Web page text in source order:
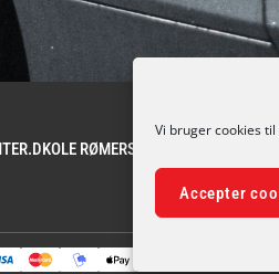
Vi bruger cookies
Accepter
OLE RØMERS VEJ 1A, 3000